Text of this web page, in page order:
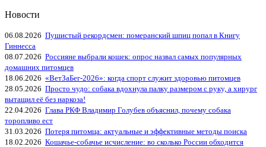
Новости
06.08.2026 Пушистый рекордсмен: померанский шпиц попал в Книгу
Гиннесса
08.07.2026 Россияне выбрали кошек: опрос назвал самых популярных
домашних питомцев
18.06.2026 «ВетЗаБег‑2026»: когда спорт служит здоровью питомцев
28.05.2026 Просто чудо: собака вдохнула палку размером с руку, а хирург
вытащил её без наркоза!
22.04.2026 Глава РКФ Владимир Голубев объяснил, почему собака
торопливо ест
31.03.2026 Потеря питомца: актуальные и эффективные методы поиска
18.02.2026 Кошачье-собачье исчисление: во сколько России обходится